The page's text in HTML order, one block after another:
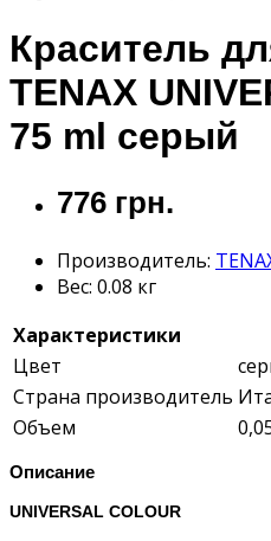
Краситель
TENAX
75 ml серый
776 грн.
Производитель:
Вес: 0.08 кг
Характеристики
Цвет
Страна производитель
Объем
Описание
UNIVERSAL COLOUR